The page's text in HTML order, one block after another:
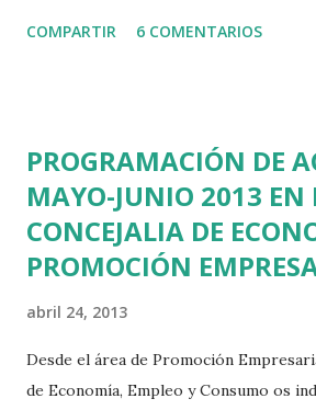
560 horas, de las cuales 80
100 SL PosicionalNET Global
mitad de las empresas que colaboran
están ubicadas en el municipio de las
primera toma de contacto en el
COMPARTIR 6 COMENTARIOS
PROGRAMACIÓN DE
MAYO-JUNIO 2013 EN
CONCEJALIA DE
PROMOCIÓN
abril 24, 2013
Desde el área de Promoción
de Economía, Empleo y Consumo os